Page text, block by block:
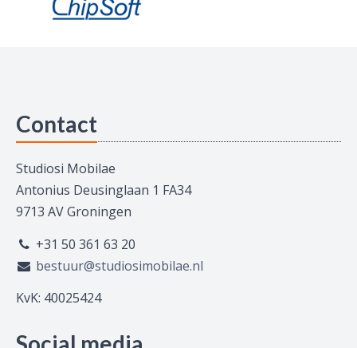
Contact
Studiosi Mobilae
Antonius Deusinglaan 1 FA34
9713 AV Groningen
+31 50 361 63 20
bestuur@studiosimobilae.nl
KvK: 40025424